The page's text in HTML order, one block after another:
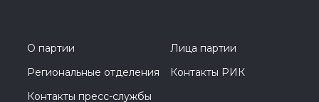
О партии
Лица партии
Региональные отделения
Контакты РИК
Контакты пресс-службы